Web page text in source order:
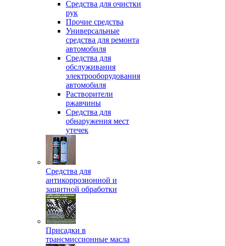
Средства для очистки
рук
Прочие средства
Универсальные
средства для ремонта
автомобиля
Средства для
обслуживания
электрооборудования
автомобиля
Растворители
ржавчины
Средства для
обнаружения мест
утечек
Средства для
антикоррозионной и
защитной обработки
Присадки в
трансмиссионные масла